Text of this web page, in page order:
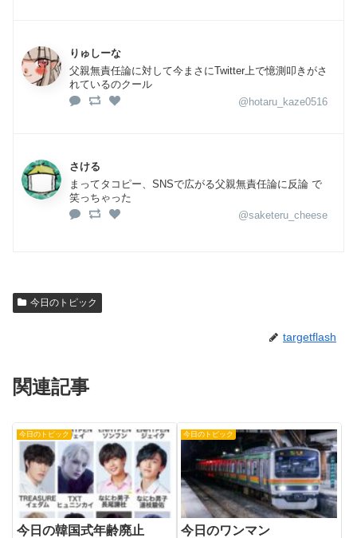
りゅしーな
父親無責任論に対して今まさにTwitter上で憶測叩きがさ
れているのクール
@hotaru_kaze0516
さける
まってタコピー、SNSで広がる父親無責任論に反論 で
笑っちゃった
@saketeru_cheese
今日のトピック
targetflash
関連記事
今日のトピック
今日の韓国式年齢廃止
今日のトピック
今日のワンマン